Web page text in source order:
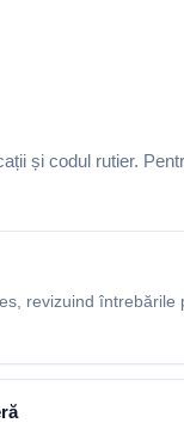
și codul rutier.
revizuind